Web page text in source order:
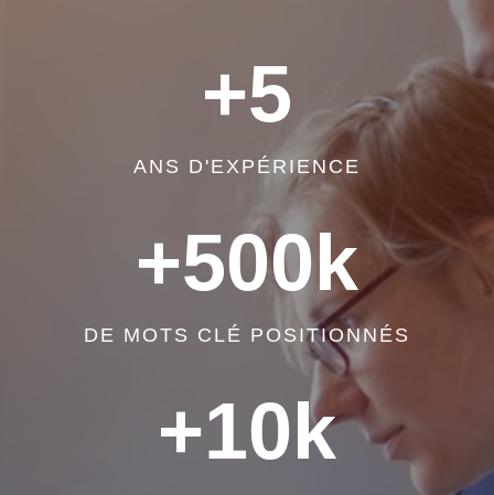
+5
ANS D'EXPÉRIENCE
+500k
DE MOTS CLÉ POSITIONNÉS
+10k